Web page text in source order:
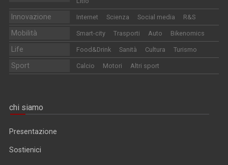
Innovazione Internet Scienza Social media R&S
Mobilità Smart-city Trasporti Auto Bikenomics
Life Food&Drink Sanità Cultura Turismo
Sport Calcio Motori Altri sport
chi siamo
Presentazione
Sostienici